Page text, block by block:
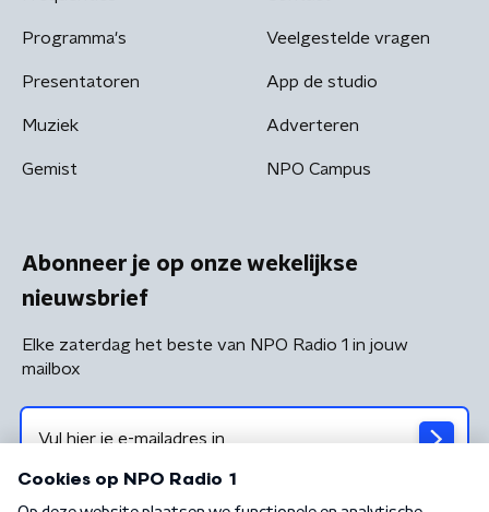
Programma's
Presentatoren
Muziek
Gemist
Veelgestelde vragen
App de studio
Adverteren
NPO Campus
Abonneer je op onze wekelijkse
nieuwsbrief
Elke zaterdag het beste van NPO Radio 1 in jouw
mailbox